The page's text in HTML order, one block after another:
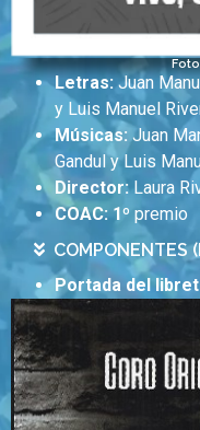
Letras:Juan
y Luis Manuel
Músicas: Juan
Gandul y Luis
Director: Laura
COAC: 1º premio
Portada del